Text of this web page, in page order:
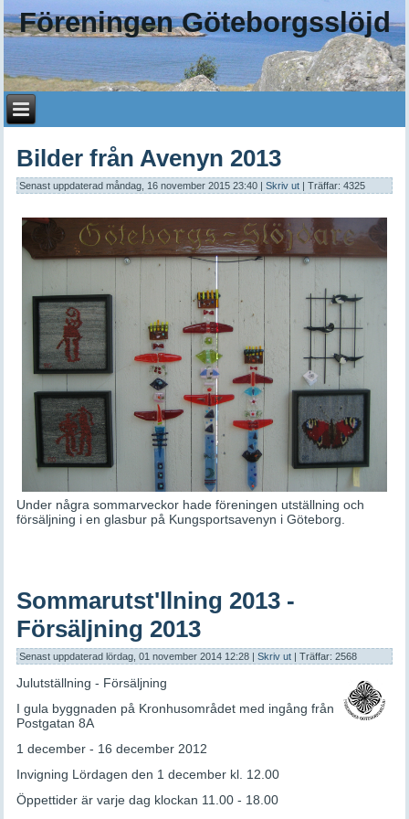
Föreningen Göteborgsslöjd
Bilder från Avenyn 2013
Senast uppdaterad måndag, 16 november 2015 23:40 |Skriv ut | Träffar: 4325
Under några sommarveckor hade föreningen utställning och
försäljning i en glasbur på Kungsportsavenyn i Göteborg.
Sommarutst'llning 2013 -
Försäljning 2013
Senast uppdaterad lördag, 01 november 2014 12:28 |Skriv ut | Träffar: 2568
Julutställning - Försäljning
I gula byggnaden på Kronhusområdet med ingång från
Postgatan 8A
1 december - 16 december 2012
Invigning Lördagen den 1 december kl. 12.00
Öppettider är varje dag klockan 11.00 - 18.00